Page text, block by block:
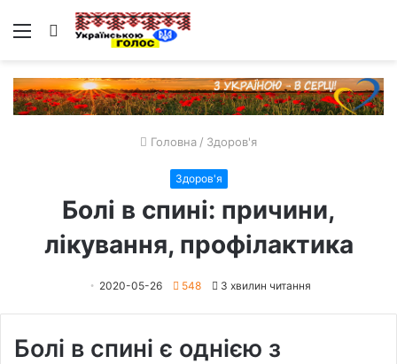
Меню Пошук
Головна / Здоров'я
Здоров'я
Болі в спині: причини,
лікування, профілактика
2020-05-26 548 3 хвилин читання
Болі в спині є однією з